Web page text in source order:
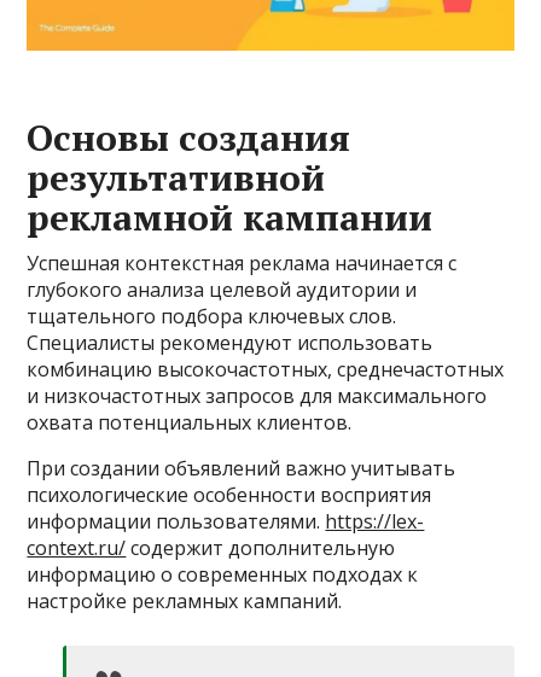
Основы создания
результативной
рекламной кампании
Успешная контекстная реклама начинается с
глубокого анализа целевой аудитории и
тщательного подбора ключевых слов.
Специалисты рекомендуют использовать
комбинацию высокочастотных, среднечастотных
и низкочастотных запросов для максимального
охвата потенциальных клиентов.
При создании объявлений важно учитывать
психологические особенности восприятия
информации пользователями. https://lex-
context.ru/содержит дополнительную
информацию о современных подходах к
настройке рекламных кампаний.